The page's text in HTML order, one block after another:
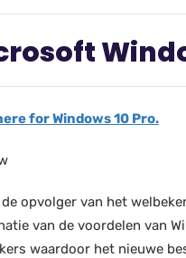
for Windows 10 Pro.
opvolger van het
van de voordelen van
waardoor het nieuwe